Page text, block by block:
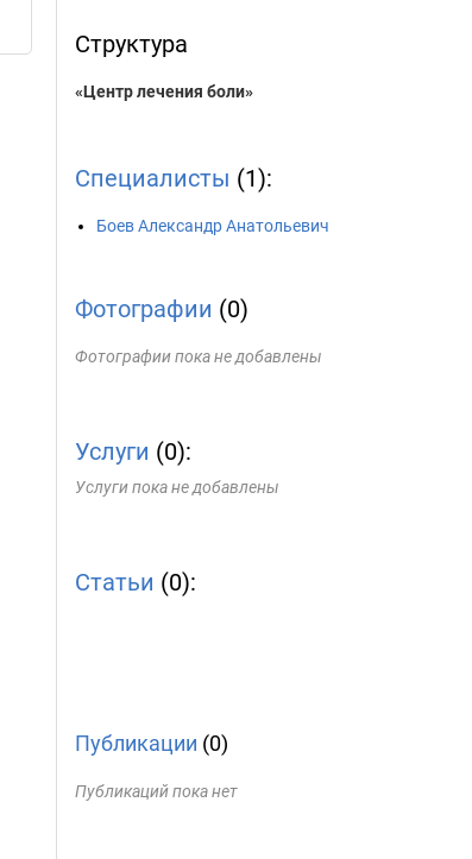
Структура
«Центр лечения боли»
Специалисты (1):
Боев Александр Анатольевич
Фотографии (0)
Фотографии пока не добавлены
Услуги (0):
Услуги пока не добавлены
Статьи (0):
Публикации (0)
Публикаций пока нет